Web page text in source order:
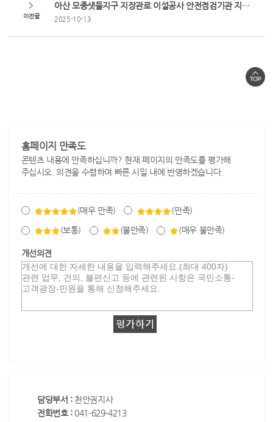
이전글
아산 모종샛들지구 지장관로 이설공사 안전점검기관 지정 공고
2025-10-13
홈페이지 만족도
콘텐츠 내용에 만족하십니까? 현재 페이지의 만족도를 평가해
주십시오. 의견을 수렴하여 빠른 시일 내에 반영하겠습니다.
(매우 만족) (만족)
(보통) (불만족) (매우 불만족)
개선의견
담당부서 : 천안권지사
전화번호 : 041-629-4213